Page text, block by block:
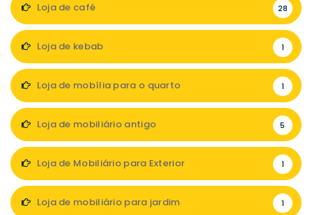
Loja de café 28
Loja de kebab 1
Loja de mobília para o quarto 1
Loja de mobiliário antigo 5
Loja de Mobiliário para Exterior 1
Loja de mobiliário para jardim 1